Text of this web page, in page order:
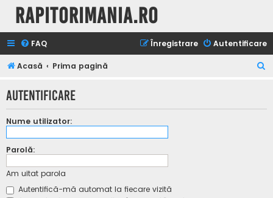
Rapitorimania.ro
FAQ Autentificare
Înregistrare
Acasă Prima pagină
t
Autentificare
Nume utilizator:
Parolă:
Am uitat parola
Autentifică-mă automat la fiecare vizită